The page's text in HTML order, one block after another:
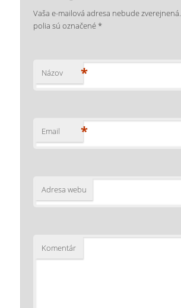
Vaša e-mailová adresa nebude zverejnená.
polia sú označené*
Názov *
Email *
Adresa webu
Komentár